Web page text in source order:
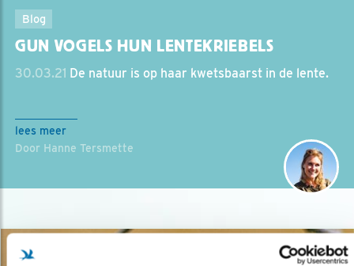
Blog
GUN VOGELS HUN LENTEKRIEBELS
30.03.21 De natuur is op haar kwetsbaarst in de lente.
lees meer
Door Hanne Tersmette